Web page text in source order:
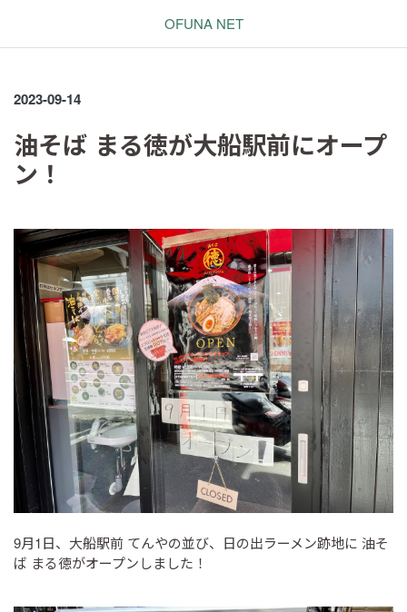
OFUNA NET
2023-09-14
油そば まる徳が大船駅前にオープ
ン！
9月1日、大船駅前 てんやの並び、日の出ラーメン跡地に 油そ
ば まる徳がオープンしました！